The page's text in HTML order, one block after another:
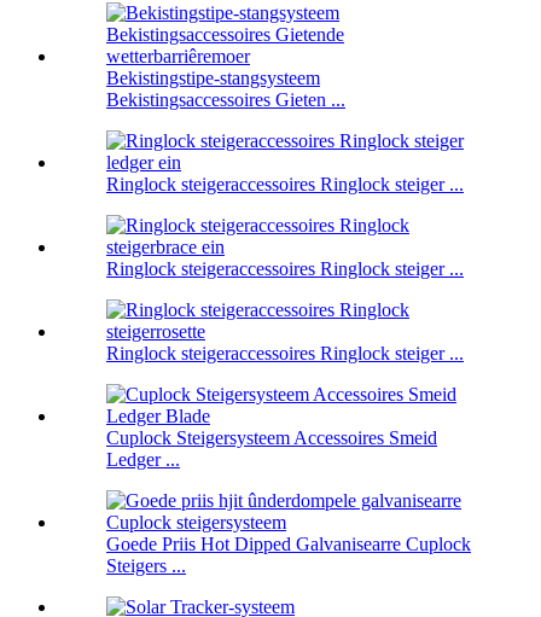
Bekistingstipe-stangsysteem
Bekistingsaccessoires Gieten ...
Ringlock steigeraccessoires Ringlock steiger ...
Ringlock steigeraccessoires Ringlock steiger ...
Ringlock steigeraccessoires Ringlock steiger ...
Cuplock Steigersysteem Accessoires Smeid
Ledger ...
Goede Priis Hot Dipped Galvanisearre Cuplock
Steigers ...